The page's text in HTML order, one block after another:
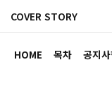
HOME 목차 공지
COVER STORY